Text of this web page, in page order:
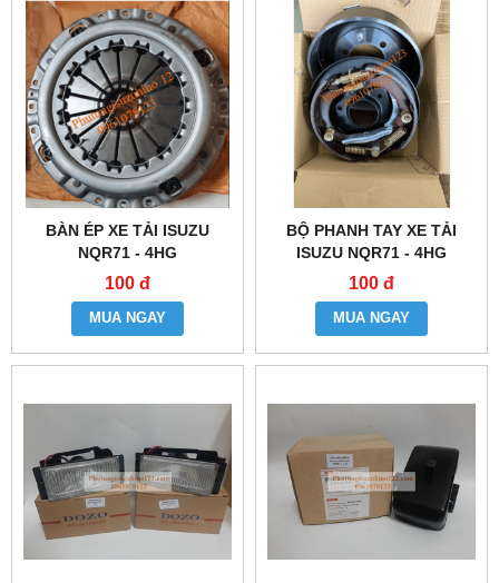
BÀN ÉP XE TẢI ISUZU
NQR71 - 4HG
100 đ
MUA NGAY
BỘ PHANH TAY XE TẢI
ISUZU NQR71 - 4HG
100 đ
MUA NGAY